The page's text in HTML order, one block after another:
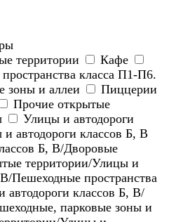
территории
Кафе
класса П1-П6.
зоны и аллеи
Пиццерии
Прочие открытые
Улицы и автодороги
автодороги классов Б, В
Б, В/Дворовые
территории/Улицы и
Пешеходные пространства
автодороги классов Б, В/
парковые зоны и